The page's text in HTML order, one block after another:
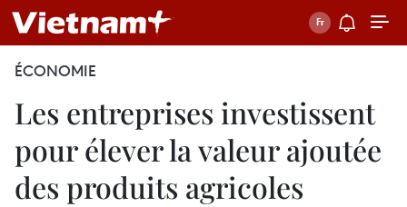
ÉCONOMIE
Les entreprises investissent
pour élever la valeur ajoutée
des produits agricoles